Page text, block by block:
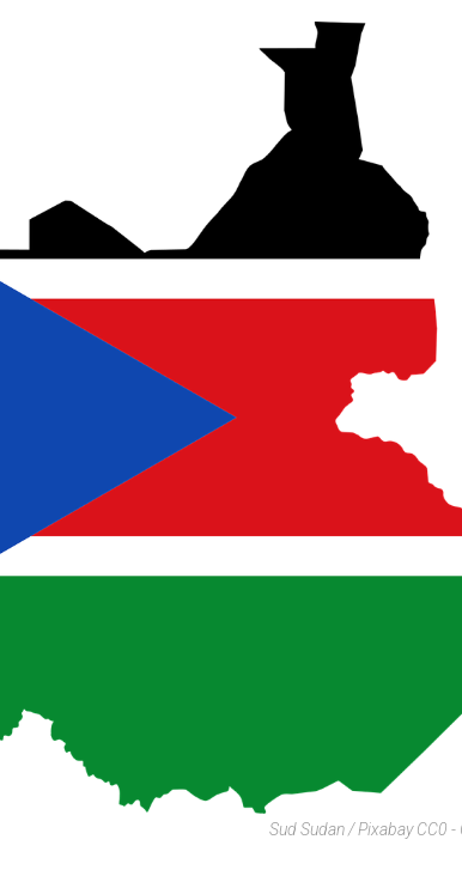
Sud Sudan / Pixabay CC0